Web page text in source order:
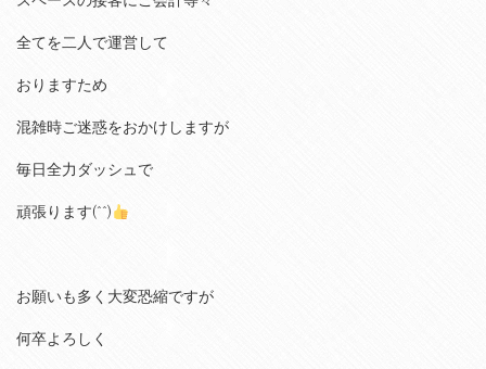
全てを二人で運営して
おりますため
混雑時ご迷惑をおかけしますが
毎日全力ダッシュで
頑張ります(^^)
お願いも多く大変恐縮ですが
何卒よろしく